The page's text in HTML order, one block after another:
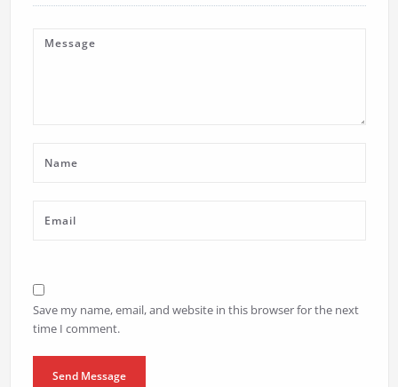
Save my name, email, and website in this browser for the next
time I comment.